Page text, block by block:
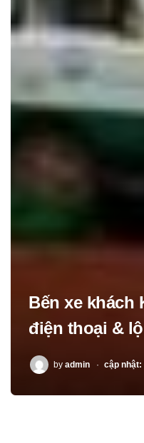
Bến xe khách
điện thoại &
POSTED
by admin cập nhật: